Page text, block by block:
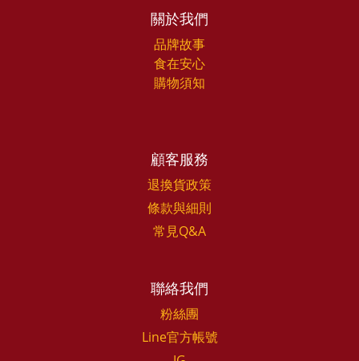
關於我們
品牌故事
食在安心
購物須知
顧客服務
退換貨政策
條款與細則
常見Q&A
聯絡我們
粉絲團
Line官方帳號